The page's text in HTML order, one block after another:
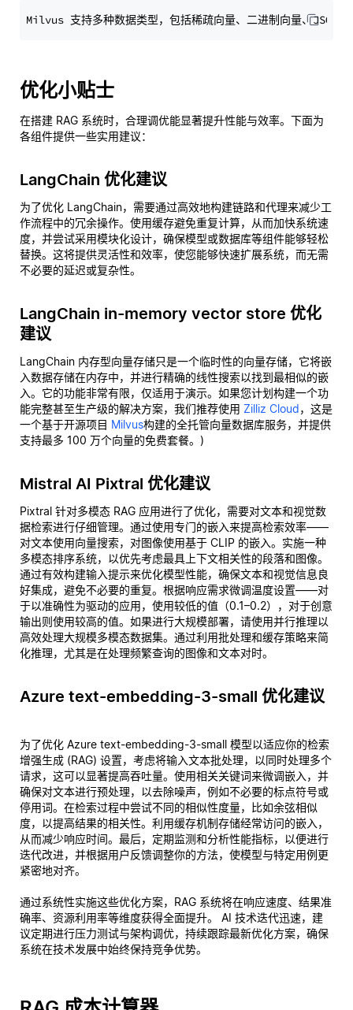
优化小贴士
在搭建 RAG 系统时，合理调优能显著提升性能与效率。下面为
各组件提供一些实用建议：
LangChain 优化建议
为了优化 LangChain，需要通过高效地构建链路和代理来减少工
作流程中的冗余操作。使用缓存避免重复计算，从而加快系统速
度，并尝试采用模块化设计，确保模型或数据库等组件能够轻松
替换。这将提供灵活性和效率，使您能够快速扩展系统，而无需
不必要的延迟或复杂性。
LangChain in-memory vector store 优化
建议
LangChain 内存型向量存储只是一个临时性的向量存储，它将嵌
入数据存储在内存中，并进行精确的线性搜索以找到最相似的嵌
入。它的功能非常有限，仅适用于演示。如果您计划构建一个功
能完整甚至生产级的解决方案，我们推荐使用 Zilliz Cloud，这是
一个基于开源项目 Milvus构建的全托管向量数据库服务，并提供
支持最多 100 万个向量的免费套餐。)
Mistral AI Pixtral 优化建议
Pixtral 针对多模态 RAG 应用进行了优化，需要对文本和视觉数
据检索进行仔细管理。通过使用专门的嵌入来提高检索效率——
对文本使用向量搜索，对图像使用基于 CLIP 的嵌入。实施一种
多模态排序系统，以优先考虑最具上下文相关性的段落和图像。
通过有效构建输入提示来优化模型性能，确保文本和视觉信息良
好集成，避免不必要的重复。根据响应需求微调温度设置——对
于以准确性为驱动的应用，使用较低的值（0.1–0.2），对于创意
输出则使用较高的值。如果进行大规模部署，请使用并行推理以
高效处理大规模多模态数据集。通过利用批处理和缓存策略来简
化推理，尤其是在处理频繁查询的图像和文本对时。
Azure text-embedding-3-small 优化建议
为了优化 Azure text-embedding-3-small 模型以适应你的检索
增强生成 (RAG) 设置，考虑将输入文本批处理，以同时处理多个
请求，这可以显著提高吞吐量。使用相关关键词来微调嵌入，并
确保对文本进行预处理，以去除噪声，例如不必要的标点符号或
停用词。在检索过程中尝试不同的相似性度量，比如余弦相似
度，以提高结果的相关性。利用缓存机制存储经常访问的嵌入，
从而减少响应时间。最后，定期监测和分析性能指标，以便进行
迭代改进，并根据用户反馈调整你的方法，使模型与特定用例更
紧密地对齐。
通过系统性实施这些优化方案，RAG 系统将在响应速度、结果准
确率、资源利用率等维度获得全面提升。 AI 技术迭代迅速，建
议定期进行压力测试与架构调优，持续跟踪最新优化方案，确保
系统在技术发展中始终保持竞争优势。